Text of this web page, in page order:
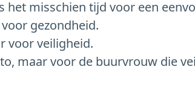
het misschien tijd voor een
gezondheid.
voor veiligheid.
maar voor de buurvrouw die